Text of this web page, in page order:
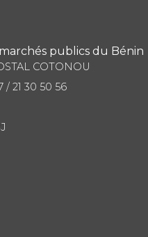
COTONOU
/ 21 30 50 56